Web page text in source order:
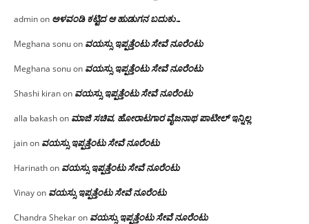
adminon ಅಳವಂಡಿ ಕಟ್ಟಿದ ಆ ಹುಡುಗನ ಬದುಕು…
Meghana sonuon ವಯಸ್ಸು ಇಪ್ಪತ್ತೆಂಟು ಸೇವೆ ನೂರೆಂಟು
Meghana sonuon ವಯಸ್ಸು ಇಪ್ಪತ್ತೆಂಟು ಸೇವೆ ನೂರೆಂಟು
Shashi kiranon ವಯಸ್ಸು ಇಪ್ಪತ್ತೆಂಟು ಸೇವೆ ನೂರೆಂಟು
alla bakashon ಮಾಜಿ ಸಚಿವ, ಹೋರಾಟಗಾರ ವೈಜನಾಥ ಪಾಟೀಲ್ ಇನ್ನಿಲ್ಲ
jainon ವಯಸ್ಸು ಇಪ್ಪತ್ತೆಂಟು ಸೇವೆ ನೂರೆಂಟು
Harinathon ವಯಸ್ಸು ಇಪ್ಪತ್ತೆಂಟು ಸೇವೆ ನೂರೆಂಟು
Vinayon ವಯಸ್ಸು ಇಪ್ಪತ್ತೆಂಟು ಸೇವೆ ನೂರೆಂಟು
Chandra Shekaron ವಯಸ್ಸು ಇಪ್ಪತ್ತೆಂಟು ಸೇವೆ ನೂರೆಂಟು